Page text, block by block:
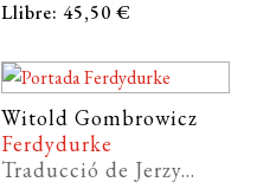
Llibre: 45,50 €
Witold Gombrowicz
Ferdydurke
Traducció de Jerzy...